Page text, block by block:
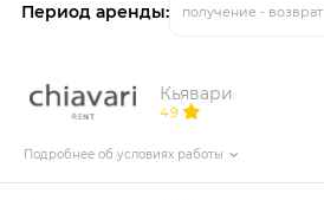
Период аренды: получение - возврат
Кьявари
4.9
Подробнее об условиях работы